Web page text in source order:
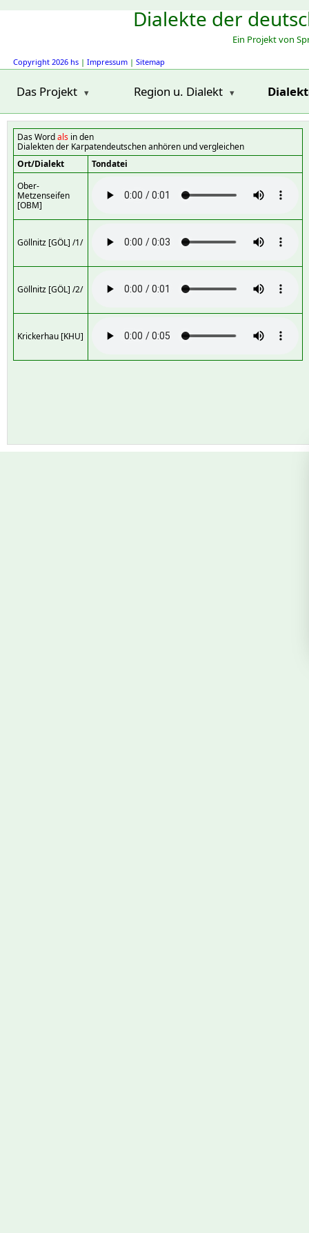
Dialekte der
Ein Projekt von
Copyright 2026 hs | Impressum | Sitemap
Das Projekt Region u. Dialekt
Das Wordals in den
Dialekten der Karpatendeutschen anhören und vergleichen
Ort/Dialekt
Tondatei
Ober-
Metzenseifen
[OBM]
Göllnitz [GÖL] /1/
Göllnitz [GÖL] /2/
Krickerhau [KHU]